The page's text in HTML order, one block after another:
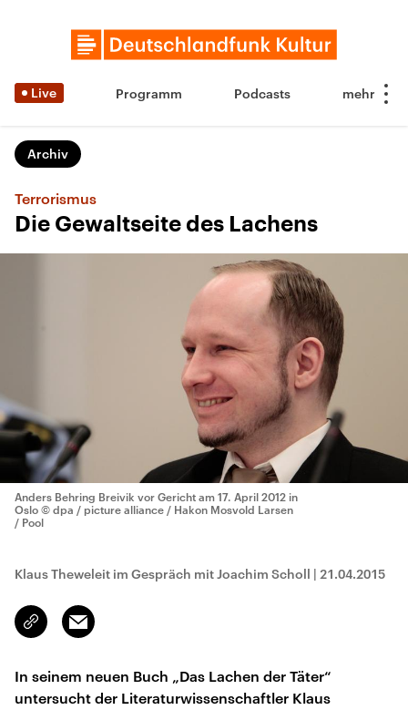
Live Programm Podcasts
Archiv
Terrorismus
Die Gewaltseite des Lachens
Anders Behring Breivik vor Gericht am 17. April 2012 in
Oslo © dpa / picture alliance / Hakon Mosvold Larsen
/ Pool
Klaus Theweleit im Gespräch mit Joachim Scholl | 21.04.2015
Link
kopieren/teilen
Email
In seinem neuen Buch „Das Lachen der Täter“
untersucht der Literaturwissenschaftler Klaus